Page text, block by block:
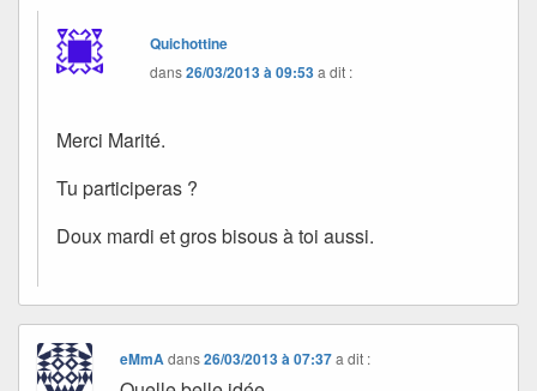
Quichottine
dans26/03/2013 à 09:53a dit :
Merci Marité.
Tu participeras ?
Doux mardi et gros bisous à toi aussi.
eMmAdans26/03/2013 à 07:37 a dit :